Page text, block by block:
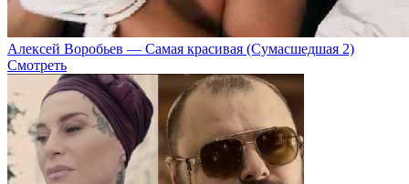
Алексей Воробьев — Самая красивая (Сумасшедшая 2)
Смотреть